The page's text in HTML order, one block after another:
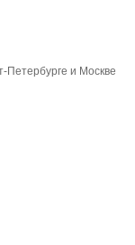
Петербурге и Москве